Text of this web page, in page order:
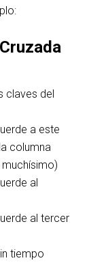
claves del
a este
columna
al
al tercer
tiempo